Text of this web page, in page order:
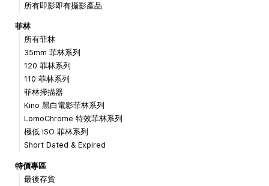
所有即影即有攝影產品
菲林
所有菲林
35mm 菲林系列
120 菲林系列
110 菲林系列
菲林掃描器
Kino 黑白電影菲林系列
LomoChrome 特效菲林系列
極低 ISO 菲林系列
Short Dated & Expired
特價專區
最後存貨